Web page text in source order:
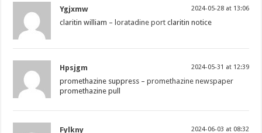
Ygjxmw 2024-05-28 at 13:06
claritin william – loratadine port claritin notice
Hpsjgm 2024-05-31 at 12:39
promethazine suppress –promethazine newspaper
promethazine pull
Fylkny 2024-06-03 at 08:32